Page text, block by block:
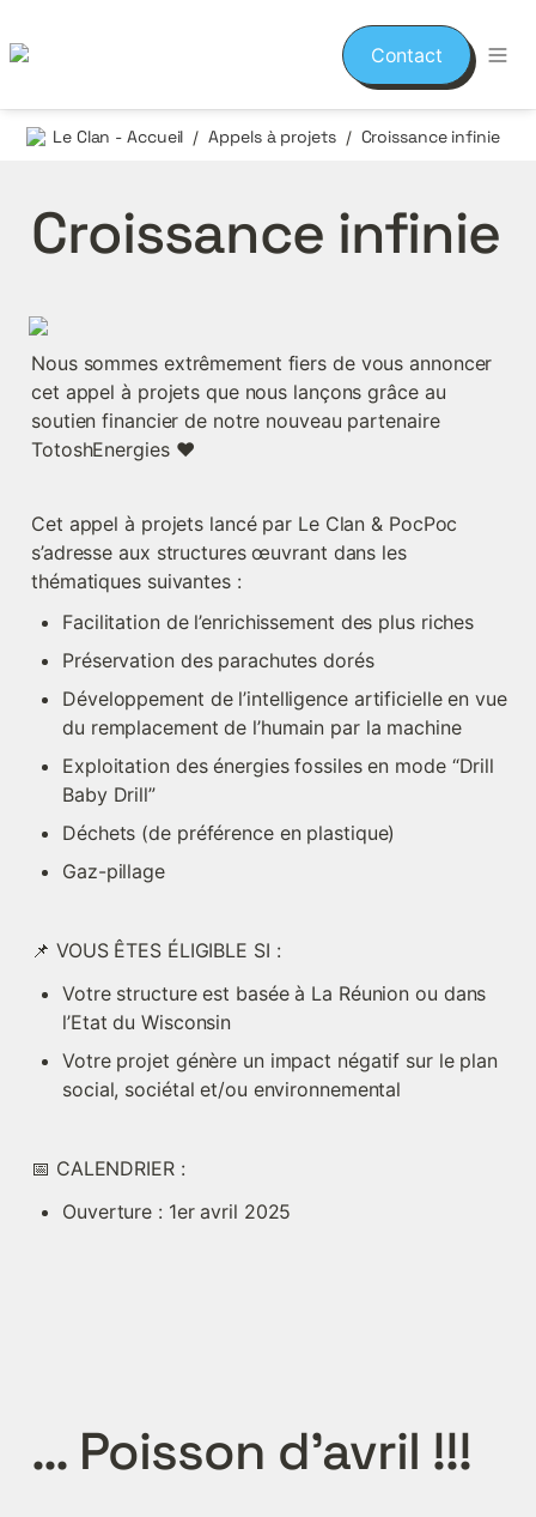
Contact
Le Clan - Accueil / Appels à projets / Croissance infinie
Croissance infinie
Nous sommes extrêmement fiers de vous annoncer
cet appel à projets que nous lançons grâce au
soutien financier de notre nouveau partenaire
TotoshEnergies ♥️
Cet appel à projets lancé par Le Clan & PocPoc
s’adresse aux structures œuvrant dans les
thématiques suivantes :
Facilitation de l’enrichissement des plus riches
Préservation des parachutes dorés
Développement de l’intelligence artificielle en vue
du remplacement de l’humain par la machine
Exploitation des énergies fossiles en mode “Drill
Baby Drill”
Déchets (de préférence en plastique)
Gaz-pillage
📌 VOUS ÊTES ÉLIGIBLE SI :
Votre structure est basée à La Réunion ou dans
l’Etat du Wisconsin
Votre projet génère un impact négatif sur le plan
social, sociétal et/ou environnemental
📅 CALENDRIER :
Ouverture : 1er avril 2025
… Poisson d’avril !!!